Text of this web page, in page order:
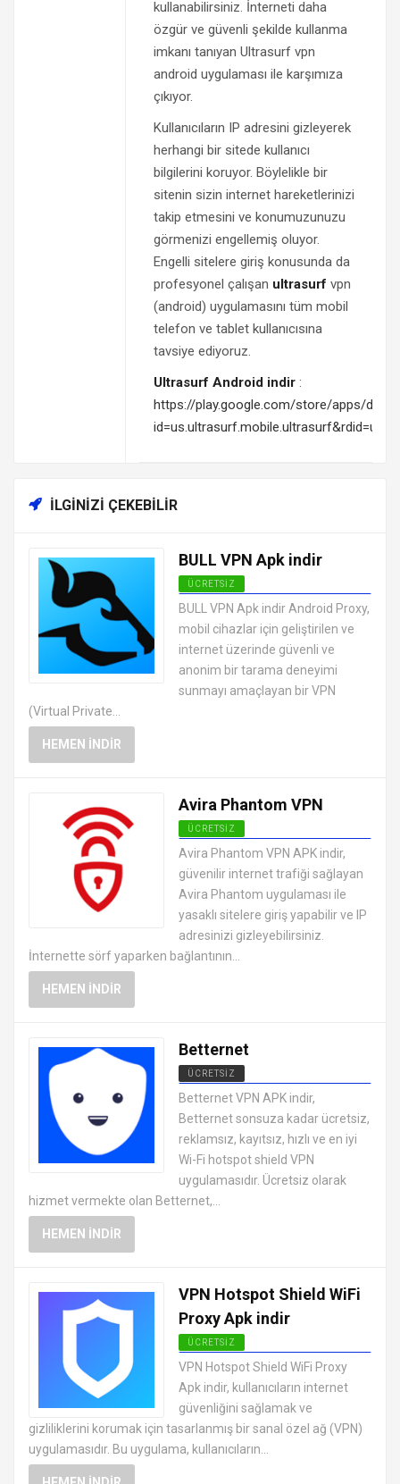
kullanabilirsiniz. İnterneti daha
özgür ve güvenli şekilde kullanma
imkanı tanıyan Ultrasurf vpn
android uygulaması ile karşımıza
çıkıyor.
Kullanıcıların IP adresini gizleyerek
herhangi bir sitede kullanıcı
bilgilerini koruyor. Böylelikle bir
sitenin sizin internet hareketlerinizi
takip etmesini ve konumuzunuzu
görmenizi engellemiş oluyor.
Engelli sitelere giriş konusunda da
profesyonel çalışan ultrasurf vpn
(android) uygulamasını tüm mobil
telefon ve tablet kullanıcısına
tavsiye ediyoruz.
Ultrasurf Android indir:
https://play.google.com/store/apps/
İLGINIZI ÇEKEBILIR
BULL VPN Apk indir
ÜCRETSIZ
ANDROID VPN APK
UYGULAMALARI ÜCRETSIZ
BULL VPN Apk indir Android Proxy,
mobil cihazlar için geliştirilen ve
internet üzerinde güvenli ve
anonim bir tarama deneyimi
sunmayı amaçlayan bir VPN
(Virtual Private...
HEMEN İNDIR
Avira Phantom VPN
ÜCRETSIZ
ANDROID VPN APK
UYGULAMALARI ÜCRETSIZ
Avira Phantom VPN APK indir,
güvenilir internet trafiği sağlayan
Avira Phantom uygulaması ile
yasaklı sitelere giriş yapabilir ve IP
adresinizi gizleyebilirsiniz.
İnternette sörf yaparken bağlantının...
HEMEN İNDIR
Betternet
ÜCRETSIZ
ANDROID VPN APK
UYGULAMALARI ÜCRETSIZ
Betternet VPN APK indir,
Betternet sonsuza kadar ücretsiz,
reklamsız, kayıtsız, hızlı ve en iyi
Wi-Fi hotspot shield VPN
uygulamasıdır. Ücretsiz olarak
hizmet vermekte olan Betternet,...
HEMEN İNDIR
VPN Hotspot Shield WiFi
Proxy Apk indir
ÜCRETSIZ
ANDROID VPN APK
UYGULAMALARI ÜCRETSIZ
VPN Hotspot Shield WiFi Proxy
Apk indir, kullanıcıların internet
güvenliğini sağlamak ve
gizliliklerini korumak için tasarlanmış bir sanal özel ağ (VPN)
uygulamasıdır. Bu uygulama, kullanıcıların...